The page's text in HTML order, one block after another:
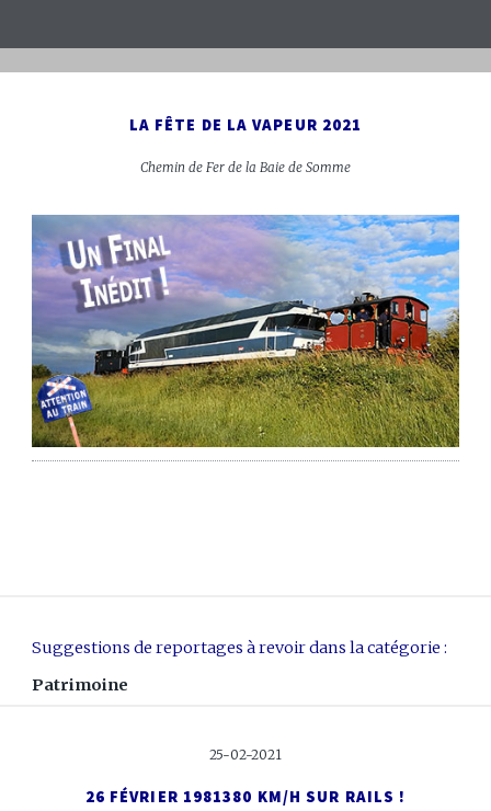
LA FÊTE DE LA VAPEUR 2021
Chemin de Fer de la Baie de Somme
Suggestions de reportages à revoir dans la catégorie :
Patrimoine
25-02-2021
26 FÉVRIER 1981380 KM/H SUR RAILS !